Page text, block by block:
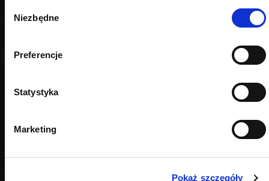
zgody
Niezbędne
Preferencje
Statystyka
Marketing
Pokaż szczegóły